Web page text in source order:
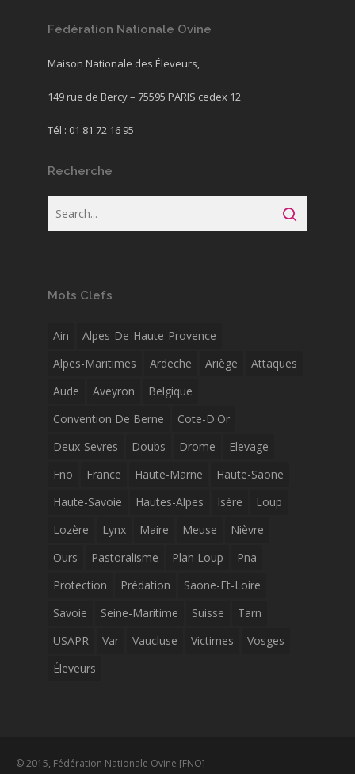
Fédération Nationale Ovine
Maison Nationale des Éleveurs,
149 rue de Bercy – 75595 PARIS cedex 12
Tél : 01 81 72 16 95
Recherche
Mots Clefs
Ain
Alpes-De-Haute-Provence
Alpes-Maritimes
Ardeche Ariège
Attaques
Aude
Aveyron
Belgique
Convention De Berne
Cote-D'Or
Deux-Sevres
Doubs Drome
Elevage
Fno
France Haute-Marne
Haute-Saone
Haute-Savoie
Hautes-Alpes Isère
Loup
Lozère
Lynx Maire Meuse
Nièvre
Ours
Pastoralisme Plan Loup
Pna
Protection
Prédation
Saone-Et-Loire
Savoie
Seine-Maritime Suisse
Tarn
USAPR
Var Vaucluse Victimes
Vosges
Éleveurs
© 2015, Fédération Nationale Ovine [FNO]